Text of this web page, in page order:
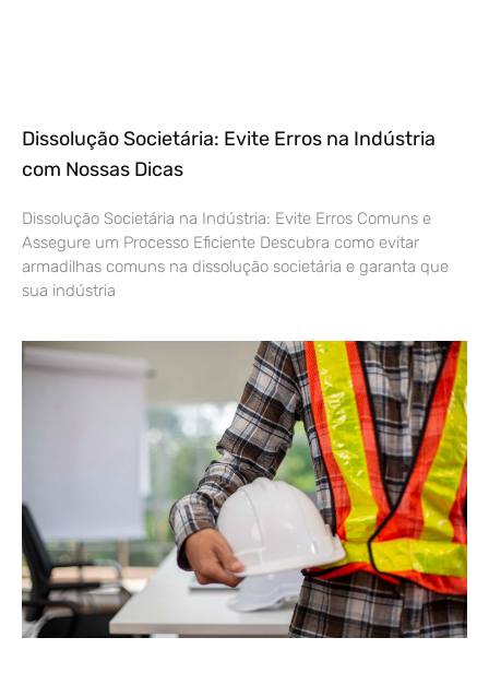
Dissolução Societária: Evite Erros na Indústria
com Nossas Dicas
Dissolução Societária na Indústria: Evite Erros Comuns e
Assegure um Processo Eficiente Descubra como evitar
armadilhas comuns na dissolução societária e garanta que
sua indústria